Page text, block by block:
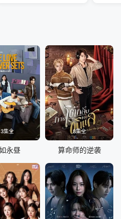
集全
永昼
8集全
算命师的逆袭